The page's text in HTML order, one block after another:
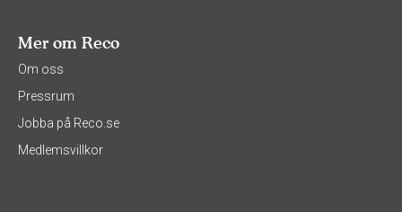
Mer om Reco
Om oss
Pressrum
Jobba på Reco.se
Medlemsvillkor